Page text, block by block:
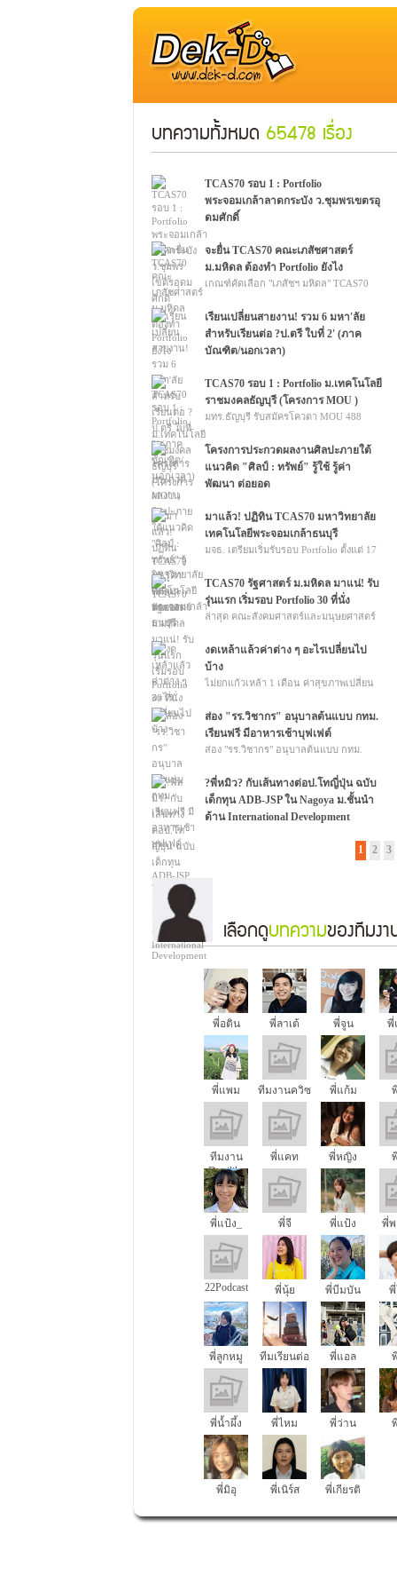
บทความทั้งหมด 65478 เรื่อง
TCAS70 รอบ 1 : Portfolio
พระจอมเกล้าลาดกระบัง ว.ชุมพรเขตรอุ
ดมศักดิ์
สจล. วิทยาเขตชุมพรฯ เริ่มเปิดรับ
Portfolio70 กว่า 6 โครงการ รวม 56 สาขา
วิชา 958 ที่นั่ง
จะยื่น TCAS70 คณะเภสัชศาสตร์
ม.มหิดล ต้องทำ Portfolio ยังไง
เกณฑ์คัดเลือก "เภสัชฯ มหิดล" TCAS70
เรียนเปลี่ยนสายงาน! รวม 6 มหา'ลัย
สำหรับเรียนต่อ ?ป.ตรี ใบที่ 2' (ภาค
บัณฑิต/นอกเวลา)
บัณฑิต/หลักสูตรนอกเวลา)? สำหรับผู้ที่จบ
ปริญญาตรีแล้ว
TCAS70 รอบ 1 : Portfolio ม.เทคโนโลยี
ราชมงคลธัญบุรี (โครงการ MOU )
มทร.ธัญบุรี รับสมัครโควตา MOU 488
สถาบัน รวมกว่า 80 สาขาวิชา
โครงการประกวดผลงานศิลปะภายใต้
แนวคิด "ศิลป์ : ทรัพย์" รู้ใช้ รู้ค่า
พัฒนา ต่อยอด
แนวคิด "ศิลป์ : ทรัพย์" รู้ใช้ รู้ค่า พัฒนา
ต่อยอด
มาแล้ว! ปฏิทิน TCAS70 มหาวิทยาลัย
เทคโนโลยีพระจอมเกล้าธนบุรี
มจธ. เตรียมเริ่มรับรอบ Portfolio ตั้งแต่ 17
TCAS70 รัฐศาสตร์ ม.มหิดล มาแน่! รับ
รุ่นแรก เริ่มรอบ Portfolio 30 ที่นั่ง
ล่าสุด คณะสังคมศาสตร์และมนุษยศาสตร์
TCAS70 เริ่มรอบ Portfolio 30 ที่นั่ง
งดเหล้าแล้วค่าต่าง ๆ อะไรเปลี่ยนไป
บ้าง
ไม่ยกแก้วเหล้า 1 เดือน ค่าสุขภาพเปลี่ยน
ส่อง "รร.วิชากร" อนุบาลต้นแบบ กทม.
เรียนฟรี มีอาหารเช้าบุฟเฟต์
ส่อง "รร.วิชากร" อนุบาลต้นแบบ กทม.
?พี่หมิว? กับเส้นทางต่อป.โทญี่ปุ่น ฉบับ
เด็กทุน ADB-JSP ใน Nagoya ม.ชั้นนำ
ด้าน International Development
1 2 3
เลือกดูบทความของทีมง
พี่อติน พี่ลาเต้ พี่จูน พี่
พี่แพม ทีมงานควิซ พี่แก้ม
ทีมงาน
Dogilike
พี่แคท พี่หญิง
พี่แป้ง_ พี่จี พี่แป้ง พี่พ
22Podcast พี่นุ้ย พี่บีมบัน พี่
พี่ลูกหมู
ทีมเรียนต่อ
นอก
พี่แอล
พี่น้ำผึ้ง พี่ไหม พี่ว่าน
พี่มิอุ พี่เนิร์ส พี่เกียรติ